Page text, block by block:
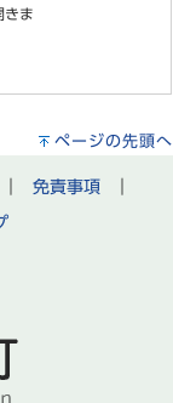
きま
ページの先頭へ
免責事項